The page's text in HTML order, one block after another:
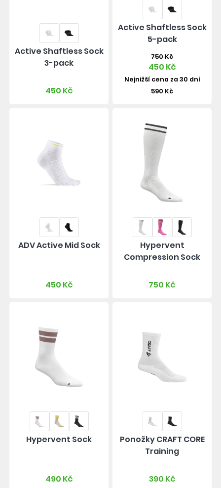
Active Shaftless Sock
3-pack
450 Kč
Active Shaftless Sock
5-pack
750 Kč
450 Kč
Nejnižší cena za 30 dní
590 Kč
ADV Active Mid Sock
450 Kč
Hypervent
Compression Sock
750 Kč
Hypervent Sock
490 Kč
Ponožky CRAFT CORE
Training
390 Kč